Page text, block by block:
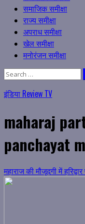
Menuसमाजिक समीक्षा
राज्य समीक्षा
अपराध समीक्षा
खेल समीक्षा
मनोरंजन समीक्षा
Search
इंडिया Review TV
maharaj
panchayat
महाराज की मौजूदगी में